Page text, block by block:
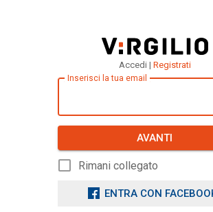
Accedi | Registrati
Inserisci la tua email
AVANTI
Rimani collegato
ENTRA CON